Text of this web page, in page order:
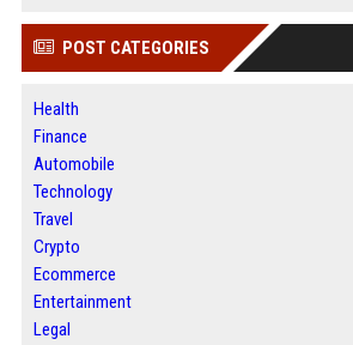
POST CATEGORIES
Health
Finance
Automobile
Technology
Travel
Crypto
Ecommerce
Entertainment
Legal